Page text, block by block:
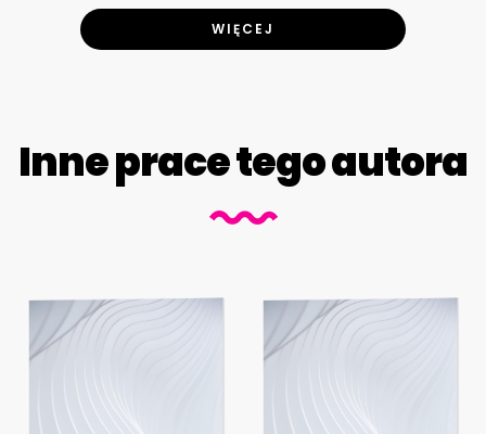
WIĘCEJ
Inne prace tego autora